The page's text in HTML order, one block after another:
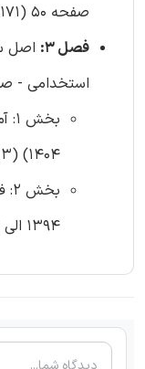
صفحه 50 (171 سوال)
فصل 3:
اصل
استخدامی -
1404) (13 سوال)
1394 الی 1404) (61 سوال)